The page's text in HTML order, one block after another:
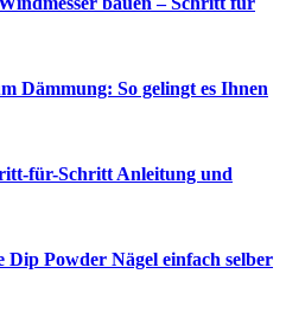
Dämmung: So gelingt es Ihnen
für-Schritt Anleitung und
Powder Nägel einfach selber